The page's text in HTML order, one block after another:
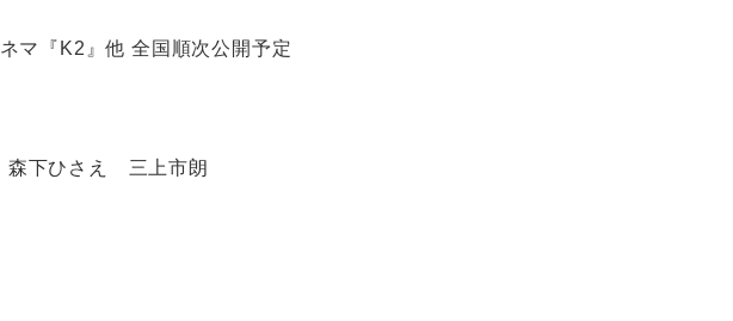
マ『K2』他 全国順次公開予定
下ひさえ 三上市朗